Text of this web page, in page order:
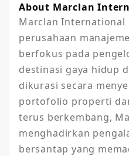
About Marclan
Marclan International
perusahaan
berfokus pada
destinasi gaya hidup
dikurasi secara
portofolio properti
terus berkembang,
menghadirkan
bersantap yang